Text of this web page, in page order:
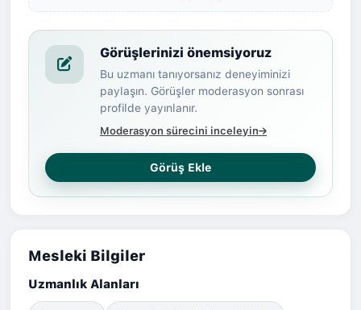
Görüşlerinizi önemsiyoruz
Bu uzmanı tanıyorsanız deneyiminizi
paylaşın. Görüşler moderasyon sonrası
profilde yayınlanır.
Moderasyon sürecini inceleyin
Görüş Ekle
Mesleki Bilgiler
Uzmanlık Alanları